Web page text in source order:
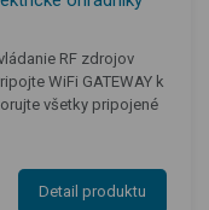
RF zdrojov
WiFi GATEWAY k
všetky pripojené
Detail produktu